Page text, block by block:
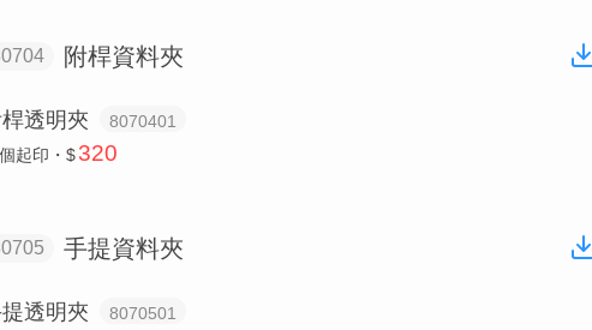
附桿資料夾
桿透明夾 8070401
個起印・$320
手提資料夾
透明夾 8070501